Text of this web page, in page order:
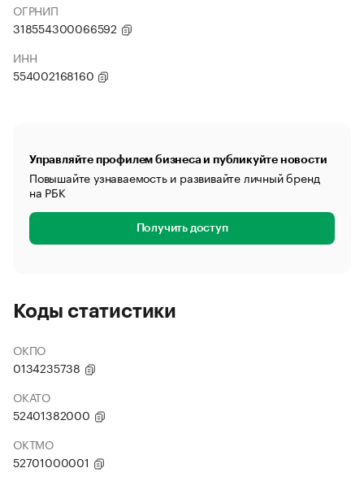
ОГРНИП
318554300066592
ИНН
554002168160
Управляйте профилем бизнеса и публикуйте новости
Повышайте узнаваемость и развивайте личный бренд
на РБК
Получить доступ
Коды статистики
ОКПО
0134235738
ОКАТО
52401382000
ОКТМО
52701000001